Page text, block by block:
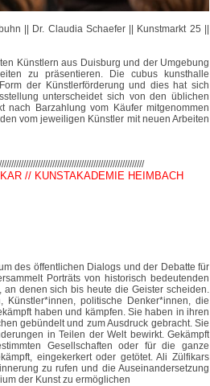
|| Dr. Claudia Schaefer || Kunstmarkt 25 ||
Künstlern aus Duisburg und der Umgebung
zu präsentieren. Die cubus kunsthalle
der Künstlerförderung und dies hat sich
unterscheidet sich von den üblichen
nach Barzahlung vom Käufer mitgenommen
vom jeweiligen Künstler mit neuen Arbeiten
/////////////////////////////////////////////////////////
// KUNSTAKADEMIE HEIMBACH
des öffentlichen Dialogs und der Debatte für
Porträts von historisch bedeutenden
denen sich bis heute die Geister scheiden.
Künstler*innen, politische Denker*innen, die
haben und kämpfen. Sie haben in ihren
gebündelt und zum Ausdruck gebracht. Sie
in Teilen der Welt bewirkt. Gekämpft
Gesellschaften oder für die ganze
eingekerkert oder getötet. Ali Zülfikars
zu rufen und die Auseinandersetzung
der Kunst zu ermöglichen